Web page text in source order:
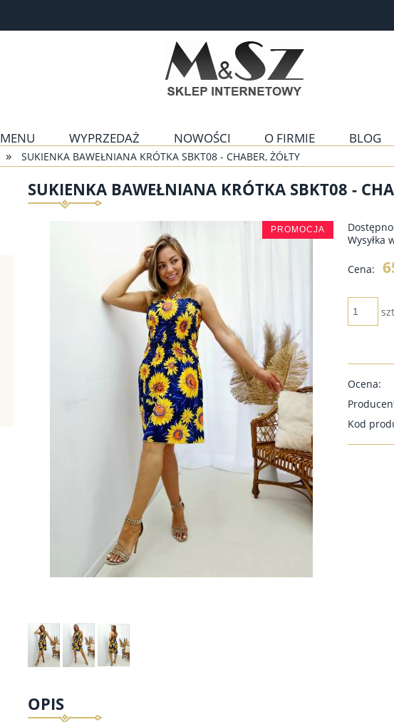
MENU WYPRZEDAŻ NOWOŚCI O FIRMIE BLOG
»
SUKIENKA BAWEŁNIANA KRÓTKA SBKT08 - CHABER, ŻÓŁTY
SUKIENKA BAWEŁNIANA KRÓTKA SBKT08 -
PROMOCJA
Wysyłka
Cena:
Ocena:
Kod
OPIS